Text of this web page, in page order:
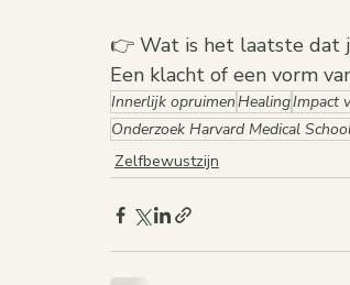
👉 Wat is het laatste dat
Een klacht of een vorm
Innerlijk opruimenHealingImpact
Onderzoek Harvard Medical
Zelfbewustzijn